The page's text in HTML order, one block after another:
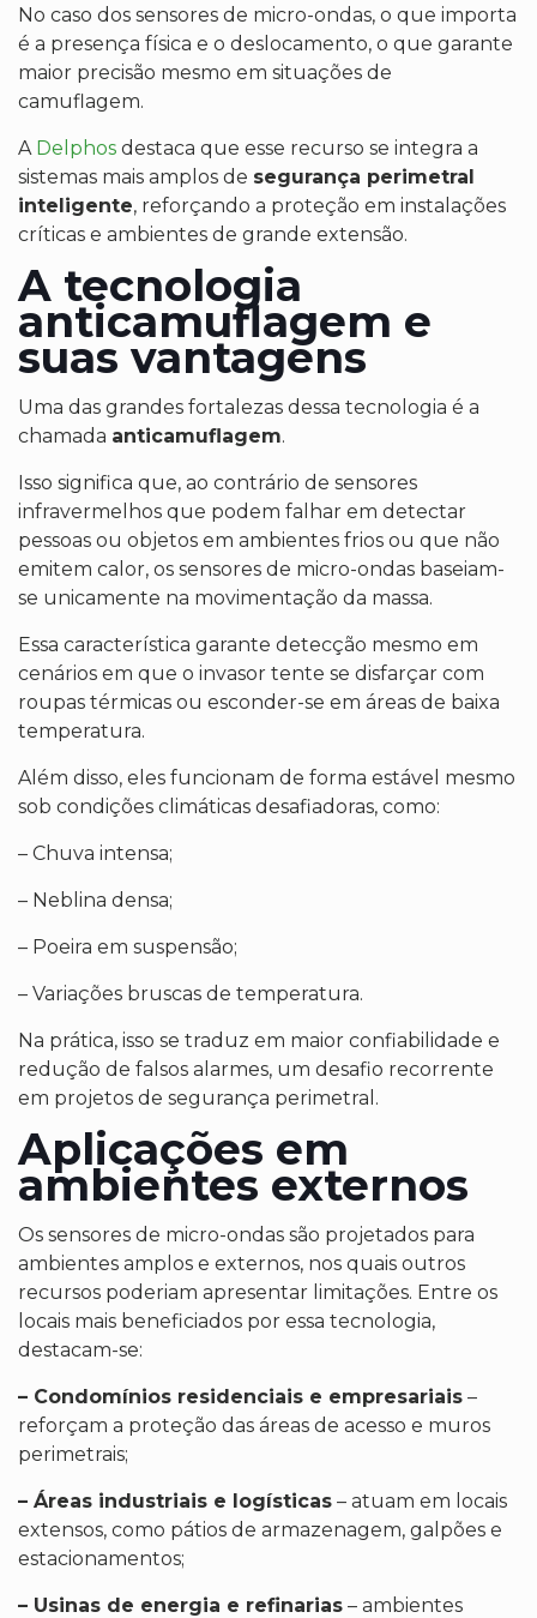
No caso dos sensores de micro-ondas, o que importa
é a presença física e o deslocamento, o que garante
maior precisão mesmo em situações de
camuflagem.
ADelphos destaca que esse recurso se integra a
sistemas mais amplos de segurança perimetral
inteligente, reforçando a proteção em instalações
críticas e ambientes de grande extensão.
A tecnologia
anticamuflagem e
suas vantagens
Uma das grandes fortalezas dessa tecnologia é a
chamada anticamuflagem.
Isso significa que, ao contrário de sensores
infravermelhos que podem falhar em detectar
pessoas ou objetos em ambientes frios ou que não
emitem calor, os sensores de micro-ondas baseiam-
se unicamente na movimentação da massa.
Essa característica garante detecção mesmo em
cenários em que o invasor tente se disfarçar com
roupas térmicas ou esconder-se em áreas de baixa
temperatura.
Além disso, eles funcionam de forma estável mesmo
sob condições climáticas desafiadoras, como:
– Chuva intensa;
– Neblina densa;
– Poeira em suspensão;
– Variações bruscas de temperatura.
Na prática, isso se traduz em maior confiabilidade e
redução de falsos alarmes, um desafio recorrente
em projetos de segurança perimetral.
Aplicações em
ambientes externos
Os sensores de micro-ondas são projetados para
ambientes amplos e externos, nos quais outros
recursos poderiam apresentar limitações. Entre os
locais mais beneficiados por essa tecnologia,
destacam-se:
– Condomínios residenciais e empresariais –
reforçam a proteção das áreas de acesso e muros
perimetrais;
– Áreas industriais e logísticas – atuam em locais
extensos, como pátios de armazenagem, galpões e
estacionamentos;
– Usinas de energia e refinarias – ambientes